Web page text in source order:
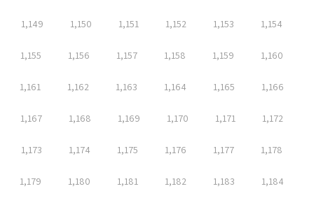
1,149 1,150 1,151 1,152 1,153 1,154
1,155 1,156 1,157 1,158 1,159 1,160
1,161 1,162 1,163 1,164 1,165 1,166
1,167 1,168 1,169 1,170 1,171 1,172
1,173 1,174 1,175 1,176 1,177 1,178
1,179 1,180 1,181 1,182 1,183 1,184